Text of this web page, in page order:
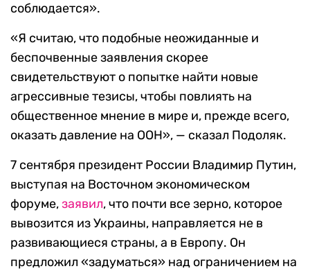
соблюдается».
«Я считаю, что подобные неожиданные и
беспочвенные заявления скорее
свидетельствуют о попытке найти новые
агрессивные тезисы, чтобы повлиять на
общественное мнение в мире и, прежде всего,
оказать давление на ООН», — сказал Подоляк.
7 сентября президент России Владимир Путин,
выступая на Восточном экономическом
форуме,заявил, что почти все зерно, которое
вывозится из Украины, направляется не в
развивающиеся страны, а в Европу. Он
предложил «задуматься» над ограничением на